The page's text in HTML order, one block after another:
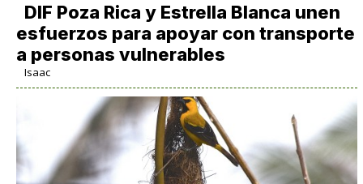
DIF Poza Rica y Estrella Blanca unen
esfuerzos para apoyar con transporte
a personas vulnerables
Isaac